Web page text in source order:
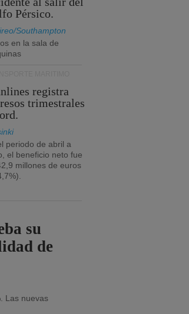
Pérsico.
Southampton
en la sala de
registra
trimestrales
periodo de abril a
el beneficio neto fue
millones de euros
su
de
Las nuevas